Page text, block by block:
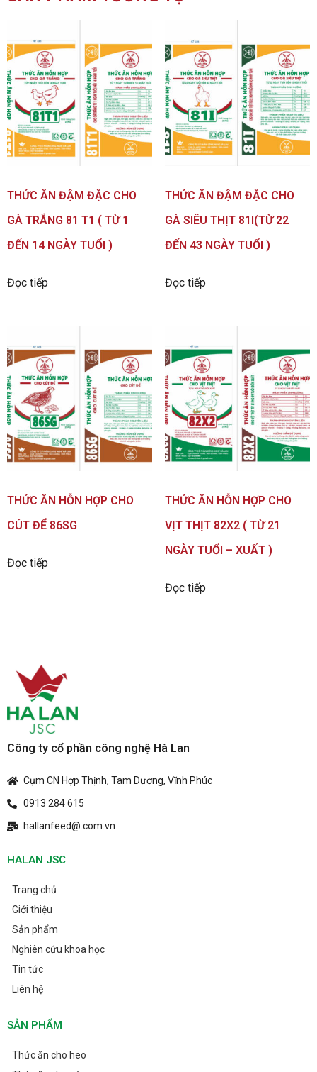
THỨC ĂN ĐẬM ĐẶC CHO
GÀ TRẮNG 81 T1 ( TỪ 1
ĐẾN 14 NGÀY TUỔI )
Đọc tiếp
THỨC ĂN ĐẬM ĐẶC CHO
GÀ SIÊU THỊT 81I(TỪ 22
ĐẾN 43 NGÀY TUỔI )
Đọc tiếp
THỨC ĂN HỖN HỢP CHO
CÚT ĐỂ 86SG
Đọc tiếp
THỨC ĂN HỖN HỢP CHO
VỊT THỊT 82X2 ( TỪ 21
NGÀY TUỔI – XUẤT )
Đọc tiếp
Công ty cổ phần công nghệ Hà Lan
Cụm CN Hợp Thịnh, Tam Dương, Vĩnh Phúc
0913 284 615
hallanfeed@.com.vn
HALAN JSC
Trang chủ
Giới thiệu
Sản phẩm
Nghiên cứu khoa học
Tin tức
Liên hệ
SẢN PHẨM
Thức ăn cho heo